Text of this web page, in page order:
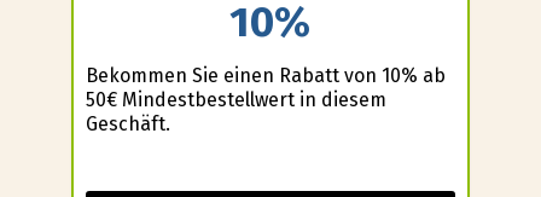
10%
Bekommen Sie einen Rabatt von 10% ab
50€ Mindestbestellwert in diesem
Geschäft.